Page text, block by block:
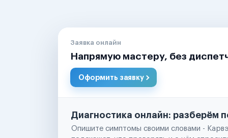
Заявка онлайн
Напрямую мастеру, без
Оформить заявку
Диагностика онлайн: разберём
Опишите симптомы своими словами -